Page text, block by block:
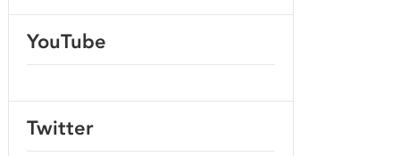
YouTube
Twitter